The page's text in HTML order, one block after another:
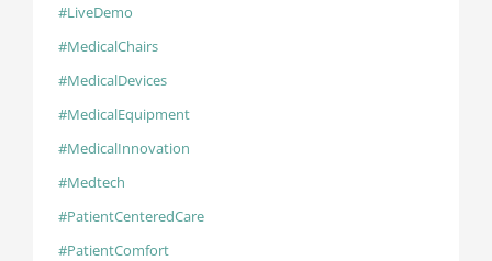
#LiveDemo
#MedicalChairs
#MedicalDevices
#MedicalEquipment
#MedicalInnovation
#Medtech
#PatientCenteredCare
#PatientComfort